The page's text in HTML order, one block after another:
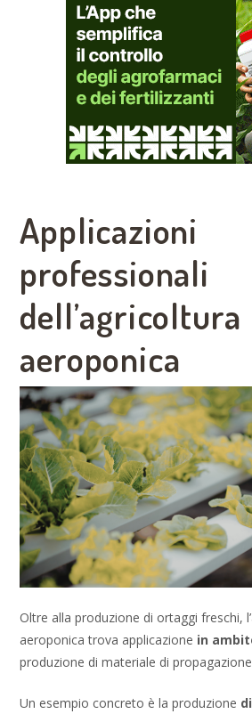
Applicazioni
professionali
dell’agricoltura
aeroponica
Oltre alla produzione di ortaggi freschi,
aeroponica trova applicazione in
produzione di materiale di
Un esempio concreto è la produzione